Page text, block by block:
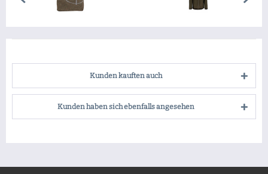
Kunden kauften auch
Kunden haben sich ebenfalls angesehen